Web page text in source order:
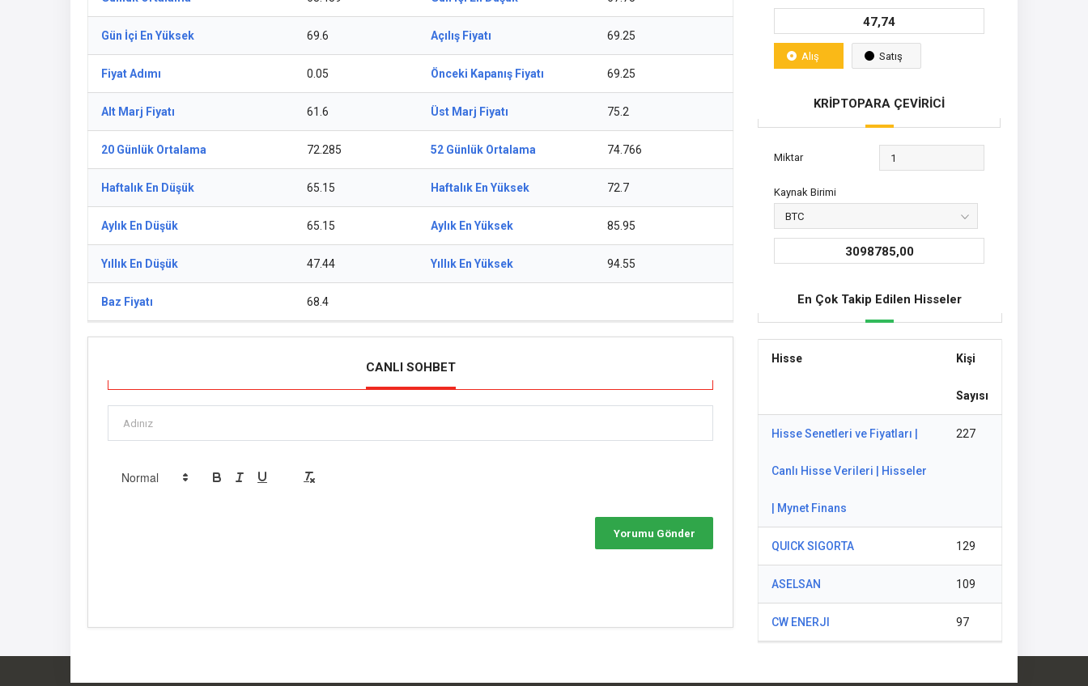
Gün İçi En Yüksek 69.6 Açılış Fiyatı 69.25
Fiyat Adımı 0.05 Önceki Kapanış Fiyatı 69.25
Alt Marj Fiyatı 61.6 Üst Marj Fiyatı 75.2
20 Günlük Ortalama 72.285 52 Günlük Ortalama 74.766
Haftalık En Düşük 65.15 Haftalık En Yüksek 72.7
Aylık En Düşük 65.15 Aylık En Yüksek 85.95
Yıllık En Düşük 47.44 Yıllık En Yüksek 94.55
Baz Fiyatı 68.4
CANLI SOHBET
47,74
Alış Satış
KRİPTOPARA ÇEVİRİCİ
Miktar
Kaynak Birimi
3098785,00
En Çok Takip Edilen Hisseler
Hisse Kişi
Sayısı
Hisse Senetleri ve Fiyatları |
Canlı Hisse Verileri | Hisseler
| Mynet Finans
227
QUICK SIGORTA 129
ASELSAN 109
CW ENERJI 97